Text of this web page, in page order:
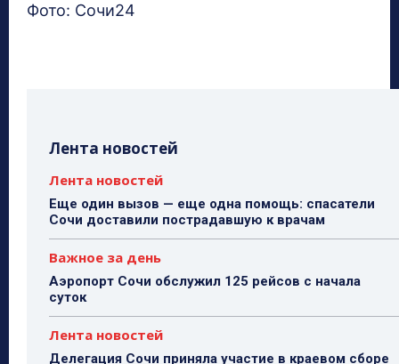
Фото: Сочи24
Лента новостей
Лента новостей
Еще один вызов — еще одна помощь: спасатели
Сочи доставили пострадавшую к врачам
Важное за день
Аэропорт Сочи обслужил 125 рейсов с начала
суток
Лента новостей
Делегация Сочи приняла участие в краевом сборе